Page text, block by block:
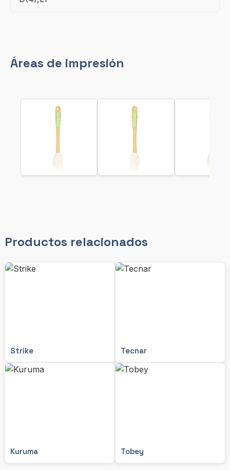
Áreas de impresión
Productos relacionados
Strike Tecnar
Kuruma Tobey